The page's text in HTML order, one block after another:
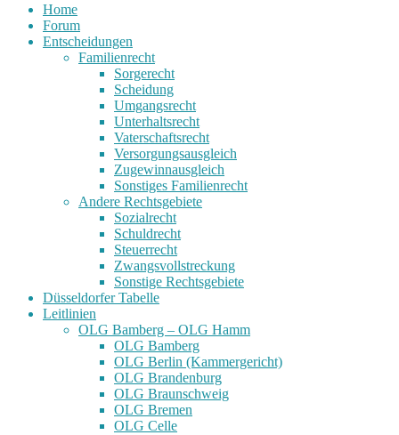
Home
Forum
Entscheidungen
Familienrecht
Sorgerecht
Scheidung
Umgangsrecht
Unterhaltsrecht
Vaterschaftsrecht
Versorgungsausgleich
Zugewinnausgleich
Sonstiges Familienrecht
Andere Rechtsgebiete
Sozialrecht
Schuldrecht
Steuerrecht
Zwangsvollstreckung
Sonstige Rechtsgebiete
Düsseldorfer Tabelle
Leitlinien
OLG Bamberg – OLG Hamm
OLG Bamberg
OLG Berlin (Kammergericht)
OLG Brandenburg
OLG Braunschweig
OLG Bremen
OLG Celle